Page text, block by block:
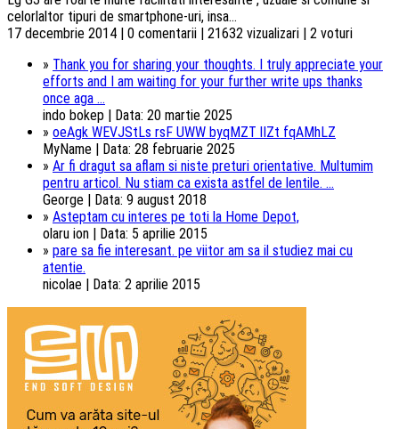
celorlaltor tipuri de smartphone-uri, insa...
17 decembrie 2014 | 0 comentarii | 21632 vizualizari | 2 voturi
» Thank you for sharing your thoughts. I truly appreciate your
efforts and I am waiting for your further write ups thanks
once aga ...
indo bokep | Data: 20 martie 2025
» oeAgk WEVJStLs rsF UWW byqMZT lIZt fqAMhLZ
MyName | Data: 28 februarie 2025
» Ar fi dragut sa aflam si niste preturi orientative. Multumim
pentru articol. Nu stiam ca exista astfel de lentile. ...
George | Data: 9 august 2018
» Asteptam cu interes pe toti la Home Depot,
olaru ion | Data: 5 aprilie 2015
» pare sa fie interesant. pe viitor am sa il studiez mai cu
atentie.
nicolae | Data: 2 aprilie 2015